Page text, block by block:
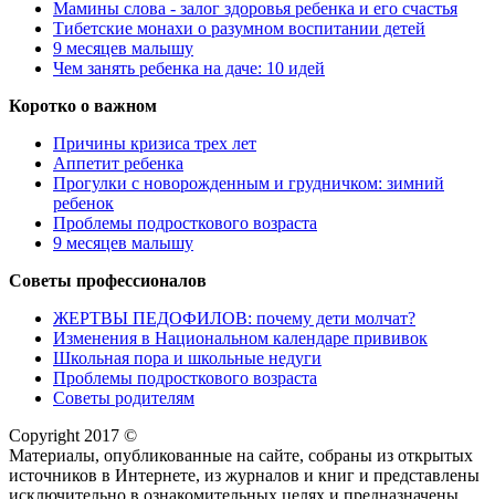
Мамины слова - залог здоровья ребенка и его счастья
Тибетские монахи о разумном воспитании детей
9 месяцев малышу
Чем занять ребенка на даче: 10 идей
Коротко о важном
Причины кризиса трех лет
Аппетит ребенка
Прогулки с новорожденным и грудничком: зимний
ребенок
Проблемы подросткового возраста
9 месяцев малышу
Советы профессионалов
ЖЕРТВЫ ПЕДОФИЛОВ: почему дети молчат?
Изменения в Национальном календаре прививок
Школьная пора и школьные недуги
Проблемы подросткового возраста
Советы родителям
Copyright 2017 ©
Материалы, опубликованные на сайте, собраны из открытых
источников в Интернете, из журналов и книг и представлены
исключительно в ознакомительных целях и предназначены